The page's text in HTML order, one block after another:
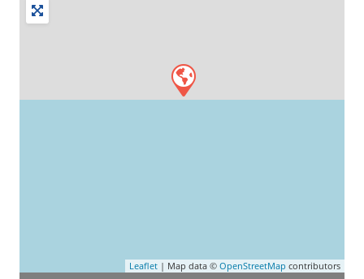
Leaflet | Map data © OpenStreetMap contributors